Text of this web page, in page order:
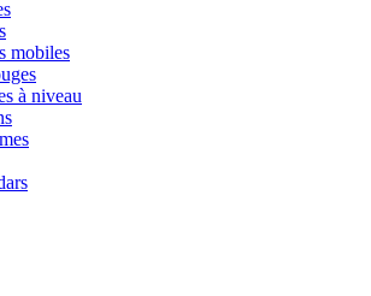
mobiles
à niveau